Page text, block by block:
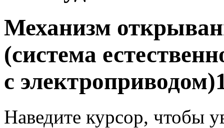
Механизм
(система
с
Наведите курсор, чтобы